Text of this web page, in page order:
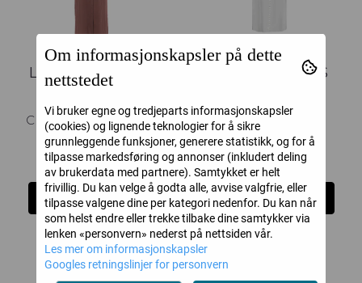
LEILA MIDI LINEN
CLOSE TO MY HEART
2.295,- 1.148,-
Kjøp
CANNES DRESS
Envelope1976
5.000,-
Kjøp
-50%
Om informasjonskapsler på dette
nettstedet
Vi bruker egne og tredjeparts informasjonskapsler
(cookies) og lignende teknologier for å sikre
grunnleggende funksjoner, generere statistikk, og for å
tilpasse markedsføring og annonser (inkludert deling
av brukerdata med partnere). Samtykket er helt
frivillig. Du kan velge å godta alle, avvise valgfrie, eller
tilpasse valgene dine per kategori nedenfor. Du kan når
som helst endre eller trekke tilbake dine samtykker via
lenken «personvern» nederst på nettsiden vår.
Les mer om informasjonskapsler
Googles retningslinjer for personvern